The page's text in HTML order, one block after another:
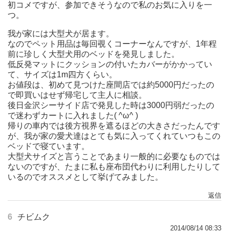
初コメですが、参加できそうなので私のお気に入りを一
つ。
我が家には大型犬が居ます。
なのでペット用品は毎回覗くコーナーなんですが、1年程
前に珍しく大型犬用のベッドを発見しました。
低反発マットにクッションの付いたカバーがかかってい
て、サイズは1m四方くらい。
お値段は、初めて見つけた座間店では約5000円だったの
で即買いはせず帰宅して主人に相談。
後日金沢シーサイド店で発見した時は3000円弱だったの
で迷わずカートに入れました( ^ω^ )
帰りの車内では後方視界を遮るほどの大きさだったんです
が、我が家の愛犬達はとても気に入ってくれていつもこの
ベッドで寝ています。
大型犬サイズと言うことであまり一般的に必要なものでは
ないのですが、たまに私も座布団代わりに利用したりして
いるのでオススメとして挙げてみました。
返信
6 チビムク
2014/08/14 08:33